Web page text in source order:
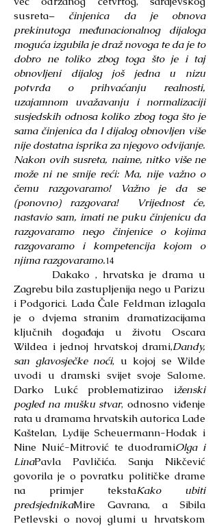
susreta– činjenica da je obnova
prekinutoga međunacionalnog dijaloga
moguća izgubila je draž novoga te da je to
dobro ne toliko zbog toga što je i taj
obnovljeni dijalog još jedna u nizu
potvrda o prihvaćanju realnosti,
uzajamnom uvažavanju i normalizaciji
susjedskih odnosa koliko zbog toga što je
sama činjenica da I dijalog obnovljen više
nije dostatna isprika za njegovo odvijanje.
Nakon ovih susreta, naime, nitko više ne
može ni ne smije reći: Ma, nije važno o
čemu razgovaramo! Važno je da se
(ponovno) razgovara! Vrijednost će,
nastavio sam, imati ne puku činjenicu da
razgovaramo nego činjenice o kojima
razgovaramo i kompetencija kojom o
njima razgovaramo.14
Dakako , hrvatska je drama u
Zagrebu bila zastupljenija nego u Parizu
i Podgorici. Lada Čale Feldman izlagala
je o dvjema stranim dramatizacijama
ključnih događaja u životu Oscara
Wildea i jednoj hrvatskoj drami,Dandy,
san glavosječke noći, u kojoj se Wilde
uvodi u dramski svijet svoje Salome.
Darko Lukć problematizirao iženski
pogled na mušku stvar, odnosno viđenje
rata u dramama hrvatskih autorica Lade
Kaštelan, Lydije Scheuermann-Hodak i
Nine Nuić-Mitrović te duodramiOlga i
LinaPavla Pavličića. Sanja Nikčević
govorila je o povratku političke drame
na primjer tekstaKako ubiti
predsjednikaMire Gavrana, a Sibila
Petlevski o novoj glumi u hrvatskom